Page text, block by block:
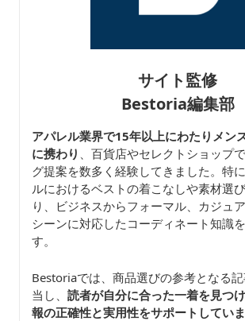
サイト監修
Bestoria編集部
アパレル業界で15年以上にわたりメン
に携わり
、百貨店やセレクトショップ
グ提案を数多く経験してきました。特
ルにおけるベストの着こなしや素材選
り、ビジネスからフォーマル、カジュ
シーンに対応したコーディネート知識
す。
Bestoriaでは、商品選びの参考となる
当し、 読者が自分に合った一着を見つ
報の正確性と実用性をサポートしてい